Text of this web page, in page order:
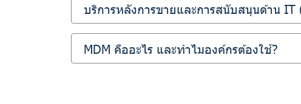
บริการหลังการขายและการสนับสนุนด้าน
MDM คืออะไร และทำไมองค์กรต้องใช้?